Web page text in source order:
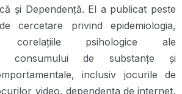
și Dependență. El a publicat peste
cercetare privind epidemiologia,
psihologice ale
consumului de substanțe și
inclusiv jocurile de
video, dependența de internet,